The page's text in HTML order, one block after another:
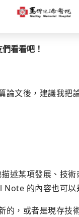
看看吧！
論文後，建議我
述某項發展、技
的內容也可以
的，或者是現存技